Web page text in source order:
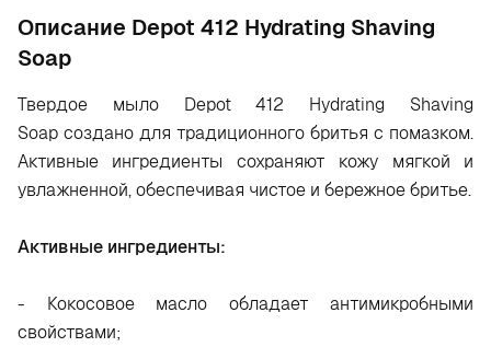
Oписание Depot 412 Hydrating Shaving
Soap
Твердое мылоDepot 412 Hydrating Shaving
Soap создано для традиционного бритья с помазком.
Активные ингредиенты сохраняют кожу мягкой и
увлажненной, обеспечивая чистое и бережное бритье.
Активные ингредиенты:
- Кокосовое масло обладает антимикробными
свойствами;